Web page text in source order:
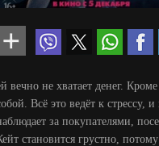
вечно не хватает денег.
Всё это ведёт к стрессу,
за покупателями,
становится грустно,